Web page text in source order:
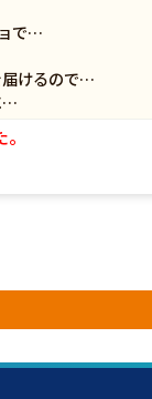
で…
届けるので…
…